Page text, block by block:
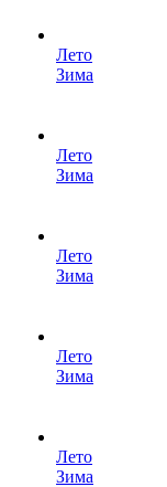
Лето
Зима
Лето
Зима
Лето
Зима
Лето
Зима
Лето
Зима